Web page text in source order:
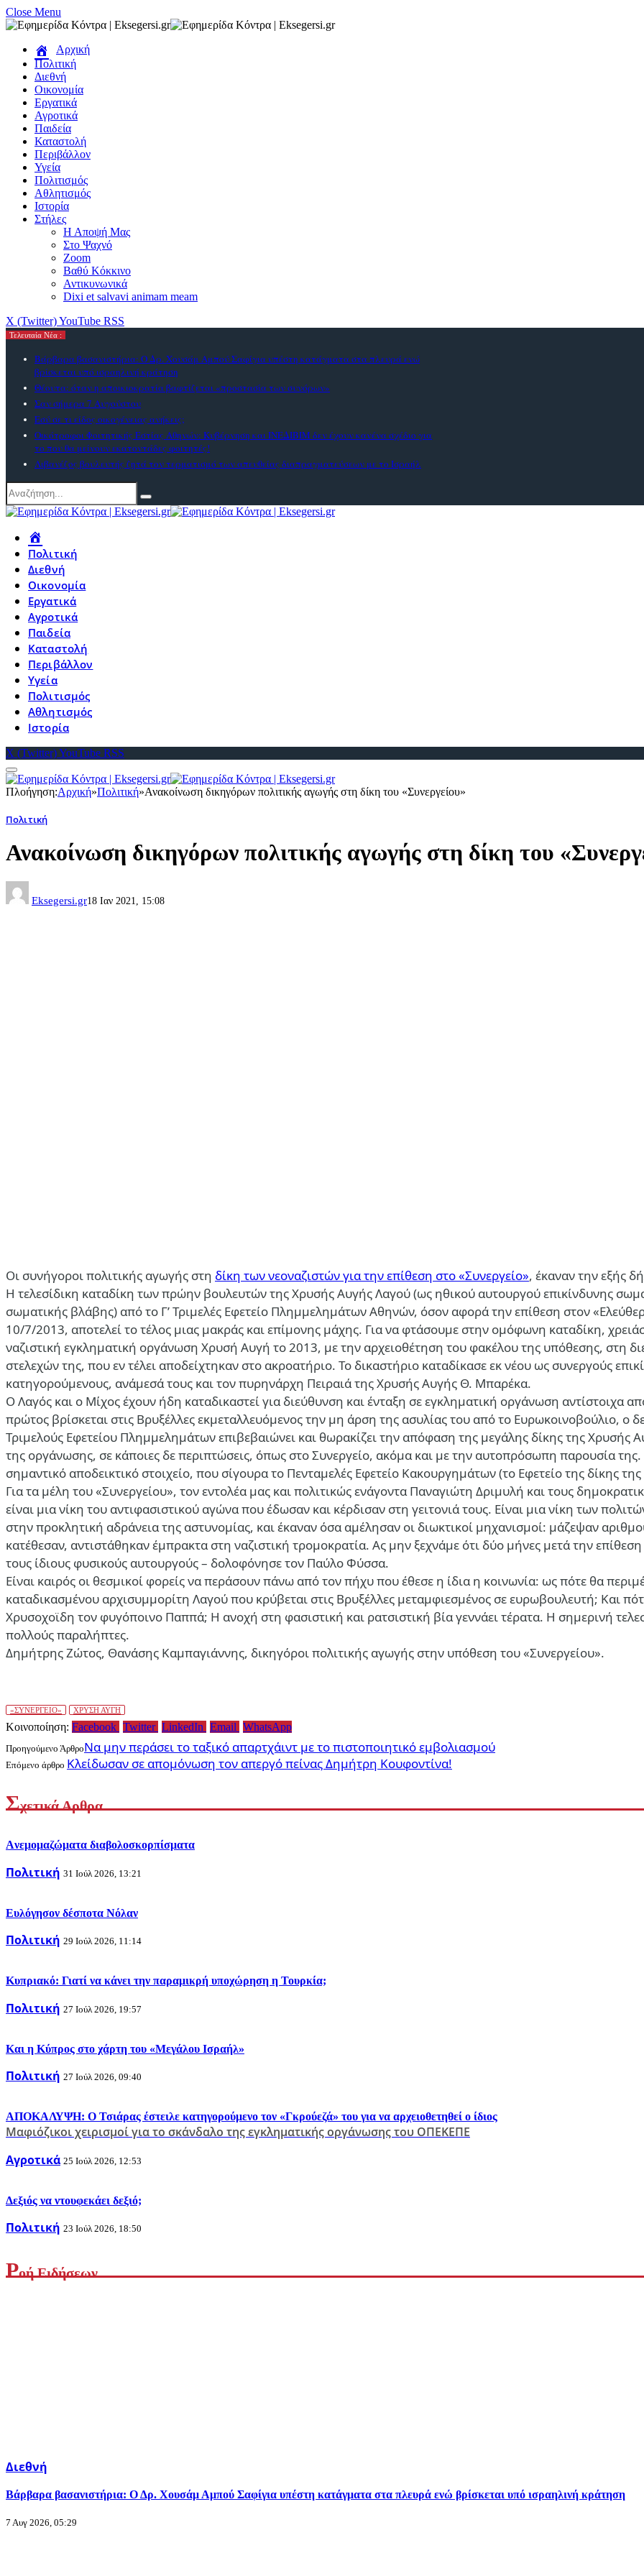
Close Menu
Αρχική
Πολιτική
Διεθνή
Οικονομία
Εργατικά
Αγροτικά
Παιδεία
Καταστολή
Περιβάλλον
Υγεία
Πολιτισμός
Αθλητισμός
Ιστορία
Στήλες
Η Αποψή Μας
Στο Ψαχνό
Zoom
Βαθύ Κόκκινο
Αντικυνωνικά
Dixi et salvavi animam meam
X (Twitter)YouTube RSS
Τελευταία Νέα :
Βάρβαρα βασανιστήρια: Ο Δρ. Χουσάμ Αμπού Σαφίγια υπέστη κατάγματα στα πλευρά ενώ
βρίσκεται υπό ισραηλινή κράτηση
Θέουτα: όταν η αποικιοκρατία βαφτίζεται «προστασία των συνόρων»
Σαν σήμερα 7 Αυγούστου
Εσύ σε τι είδος οικογένειας ανήκεις;
Οικότροφοι Φοιτητικής Εστίας Αθηνών: Κυβέρνηση και ΙΝΕΔΙΒΙΜ δεν έχουν κανένα σχέδιο για
το που θα μείνουν εκατοντάδες φοιτητές!
Λιβανέζος βουλευτής ζητά τον τερματισμό των απευθείας διαπραγματεύσεων με το Ισραήλ
Πολιτική
Διεθνή
Οικονομία
Εργατικά
Αγροτικά
Παιδεία
Καταστολή
Περιβάλλον
Υγεία
Πολιτισμός
Αθλητισμός
Ιστορία
X (Twitter)YouTube RSS
Πλοήγηση:Αρχική»Πολιτική»Ανακοίνωση δικηγόρων πολιτικής αγωγής στη δίκη του «Συνεργείου»
Πολιτική
Ανακοίνωση δικηγόρων πολιτικής αγωγής στη δίκη του
Eksegersi.gr18 Ιαν 2021, 15:08
Οι συνήγοροι πολιτικής αγωγής στη δίκη των νεοναζιστών για την επίθεση στο «Συνεργείο», έκαναν την εξής
Η τελεσίδικη καταδίκη των πρώην βουλευτών της Χρυσής Αυγής Λαγού (ως ηθικού αυτουργού επικίνδυνης
σωματικής βλάβης) από το Γ’ Τριμελές Εφετείο Πλημμελημάτων Αθηνών, όσον αφορά την επίθεση στον
10/7/2013, αποτελεί το τέλος μιας μακράς και επίμονης μάχης. Για να φτάσουμε στην ομόφωνη καταδίκη,
ναζιστική εγκληματική οργάνωση Χρυσή Αυγή το 2013, με την αρχειοθέτηση του φακέλου της υπόθεσης, στη
στελεχών της, που εν τέλει αποδείχτηκαν στο ακροατήριο. Το δικαστήριο καταδίκασε εκ νέου ως συνεργούς
κατηγορούμενους, ανάμεσά τους και τον πυρηνάρχη Πειραιά της Χρυσής Αυγής Θ. Μπαρέκα.
Ο Λαγός και ο Μίχος έχουν ήδη καταδικαστεί για διεύθυνση και ένταξη σε εγκληματική οργάνωση αντίστοιχα
πρώτος βρίσκεται στις Βρυξέλλες εκμεταλλευόμενος την μη άρση της ασυλίας του από το Ευρωκοινοβούλιο,
Τριμελούς Εφετείου Πλημμελημάτων επιβεβαιώνει και θωρακίζει την απόφαση της μεγάλης δίκης της Χρυσής
της οργάνωσης, σε κάποιες δε περιπτώσεις, όπως στο Συνεργείο, ακόμα και με την αυτοπρόσωπη παρουσία της.
σημαντικό αποδεικτικό στοιχείο, που σίγουρα το Πενταμελές Εφετείο Κακουργημάτων (το Εφετείο της δίκης
Για τα μέλη του «Συνεργείου», τον εντολέα μας και πολιτικώς ενάγοντα Παναγιώτη Δριμυλή και τους
είναι μια νίκη του αντιφασιστικού αγώνα που έδωσαν και κέρδισαν στη γειτονιά τους. Είναι μια νίκη των
στην προκλητική αδράνεια της αστυνομίας, και έκαναν όσα αμέλησαν οι διωκτικοί μηχανισμοί: μάζεψαν
κατέθεσαν, αντιστάθηκαν έμπρακτα στη ναζιστική τρομοκρατία. Ας μην ξεχνάμε ότι δύο μήνες μετά την
τους ίδιους φυσικούς αυτουργούς – δολοφόνησε τον Παύλο Φύσσα.
Είναι καιρός οι θεσμικοί φορείς να περάσουν πάνω από τον πήχυ που έθεσε η ίδια η κοινωνία: ως πότε θα
καταδικασμένου αρχισυμμορίτη Λαγού που κρύβεται στις Βρυξέλλες μεταμφιεσμένος σε ευρωβουλευτή; Και
Χρυσοχοϊδη τον φυγόποινο Παππά; Η ανοχή στη φασιστική και ρατσιστική βία γεννάει τέρατα. Η σημερινή
πολλούς παραλήπτες.
Δημήτρης Ζώτος, Θανάσης Καμπαγιάννης, δικηγόροι πολιτικής αγωγής στην υπόθεση του «Συνεργείου».
«ΣΥΝΕΡΓΕΙΟ» ΧΡΥΣΗ ΑΥΓΗ
Κοινοποίηση: Facebook Twitter LinkedIn Email WhatsApp
Προηγούμενο ΆρθροΝα μην περάσει το ταξικό απαρτχάιντ με το πιστοποιητικό εμβολιασμού
Επόμενο άρθρο Κλείδωσαν σε απομόνωση τον απεργό πείνας Δημήτρη Κουφοντίνα!
Σχετικά Αρθρα
Aνεμομαζώματα διαβολοσκορπίσματα
Πολιτική 31 Ιούλ 2026, 13:21
Ευλόγησον δέσποτα Νόλαν
Πολιτική 29 Ιούλ 2026, 11:14
Κυπριακό: Γιατί να κάνει την παραμικρή υποχώρηση η Τουρκία;
Πολιτική 27 Ιούλ 2026, 19:57
Και η Κύπρος στο χάρτη του «Μεγάλου Ισραήλ»
Πολιτική 27 Ιούλ 2026, 09:40
ΑΠΟΚΑΛΥΨΗ: Ο Τσιάρας έστειλε κατηγορούμενο τον «Γκρούεζά» του για να αρχειοθετηθεί ο ίδιος
Μαφιόζικοι χειρισμοί για το σκάνδαλο της εγκληματικής οργάνωσης του ΟΠΕΚΕΠΕ
Αγροτικά 25 Ιούλ 2026, 12:53
Δεξιός να ντουφεκάει δεξιό;
Πολιτική 23 Ιούλ 2026, 18:50
Ροή Ειδήσεων
Διεθνή
Βάρβαρα βασανιστήρια: Ο Δρ. Χουσάμ Αμπού Σαφίγια υπέστη κατάγματα στα πλευρά ενώ βρίσκεται υπό ισραηλινή κράτηση
7 Αυγ 2026, 05:29